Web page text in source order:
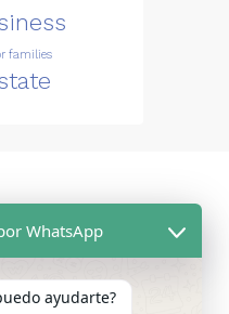
families
WhatsApp
ayudarte?